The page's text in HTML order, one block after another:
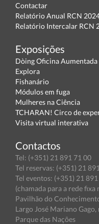
Contactar
Relatório Anual RCN
Relatório Intercalar RCN
Exposições
Dòing Oficina Aumentada
Explora
Fishanário
Módulos em fuga
Mulheres na Ciência
TCHARAN! Circo de
Visita virtual interativa
Contactos
Tel: (+351) 21 891 71 00
Tel reservas: (+351) 21
Tel eventos: (+351) 21
(chamada para a rede fixa
Pavilhão do
Largo José Mariano Gago,
Parque das Nações